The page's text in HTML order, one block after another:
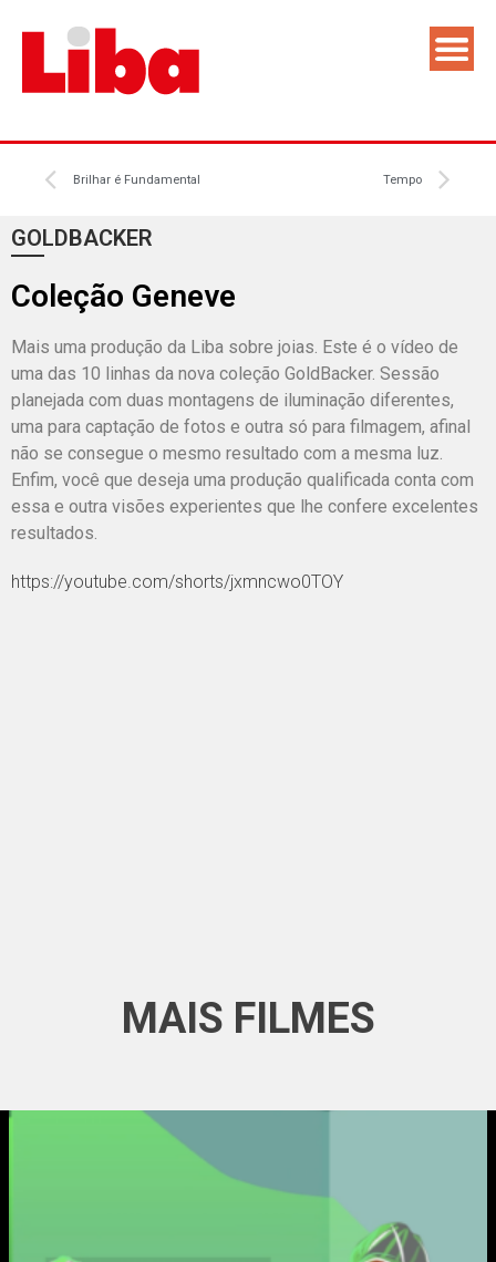
Brilhar é Fundamental Tempo
GOLDBACKER
Coleção Geneve
Mais uma produção da Liba sobre joias. Este é o vídeo de
uma das 10 linhas da nova coleção GoldBacker. Sessão
planejada com duas montagens de iluminação diferentes,
uma para captação de fotos e outra só para filmagem, afinal
não se consegue o mesmo resultado com a mesma luz.
Enfim, você que deseja uma produção qualificada conta com
essa e outra visões experientes que lhe confere excelentes
resultados.
https://youtube.com/shorts/jxmncwo0TOY
MAIS FILMES